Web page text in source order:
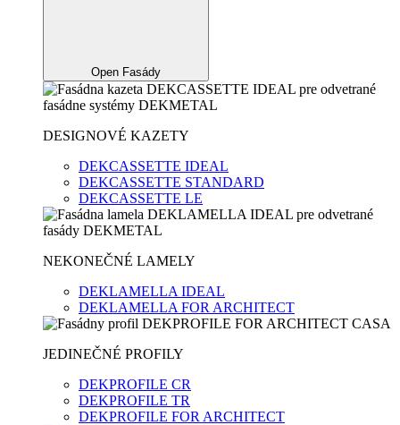
Open Fasády
DESIGNOVÉ KAZETY
DEKCASSETTE IDEAL
DEKCASSETTE STANDARD
DEKCASSETTE LE
NEKONEČNÉ LAMELY
DEKLAMELLA IDEAL
DEKLAMELLA FOR ARCHITECT
JEDINEČNÉ PROFILY
DEKPROFILE CR
DEKPROFILE TR
DEKPROFILE FOR ARCHITECT